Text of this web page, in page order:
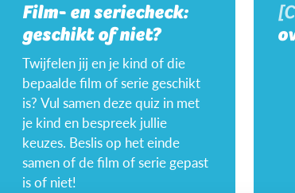
Film- en seriecheck:
geschikt of niet?
Twijfelen jij en je kind of die
bepaalde film of serie geschikt
is? Vul samen deze quiz in met
je kind en bespreek jullie
keuzes. Beslis op het einde
samen of de film of serie gepast
is of niet!